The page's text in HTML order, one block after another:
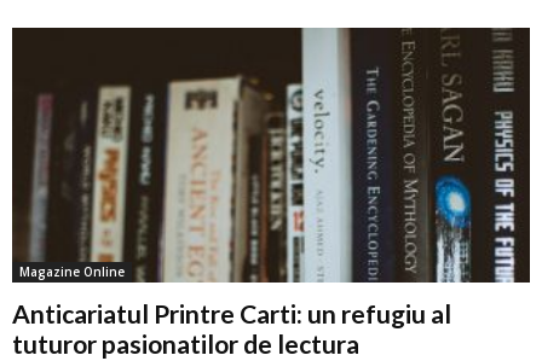
Magazine Online
Anticariatul Printre Carti: un refugiu al
tuturor pasionatilor de lectura